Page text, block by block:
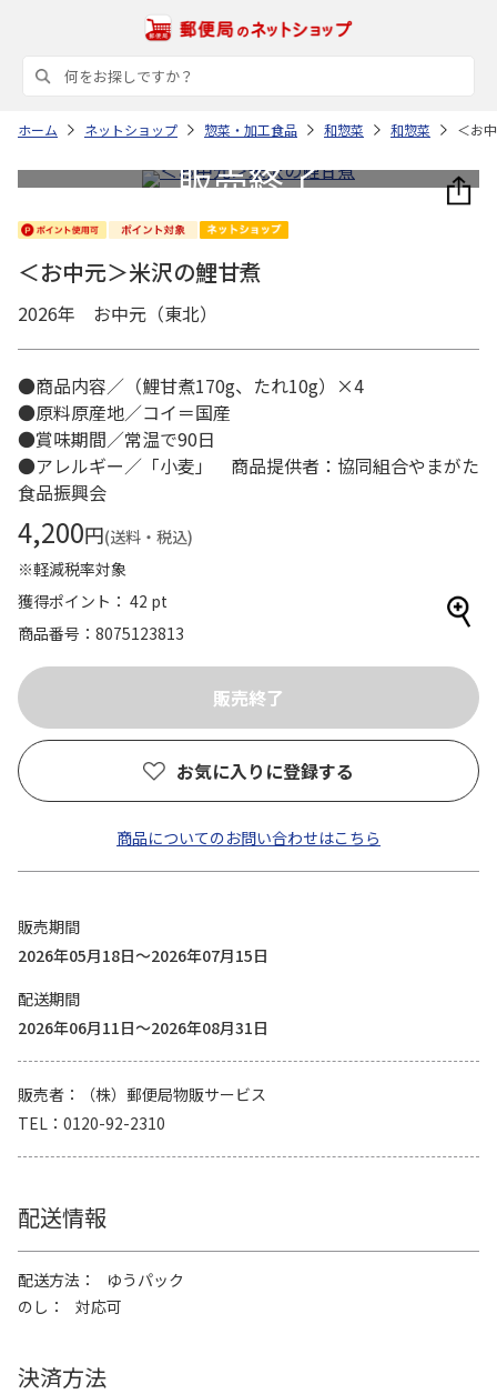
ホーム ネットショップ 惣菜・加工食品 和惣菜 和惣菜 ＜お
＜お中元＞米沢の鯉甘煮
2026年 お中元（東北）
●商品内容／（鯉甘煮170g、たれ10g）×4
●原料原産地／コイ＝国産
●賞味期間／常温で90日
●アレルギー／「小麦」 商品提供者：協同組合やまがた
食品振興会
4,200円(送料・税込)
※軽減税率対象
獲得ポイント： 42 pt
商品番号
8075123813
お気に入りに登録する
商品についてのお問い合わせはこちら
販売期間
2026年05月18日～2026年07月15日
配送期間
2026年06月11日～2026年08月31日
販売者
（株）郵便局物販サービス
TEL
0120-92-2310
配送情報
配送方法
ゆうパック
のし
対応可
決済方法